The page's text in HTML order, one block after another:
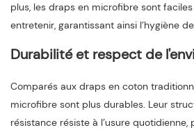
plus, les draps en microfibre sont
entretenir, garantissant ainsi l’hygiène
Durabilité et respect de
Comparés aux draps en coton
microfibre sont plus durables. Leur
résistance résiste à l’usure quotidienne,